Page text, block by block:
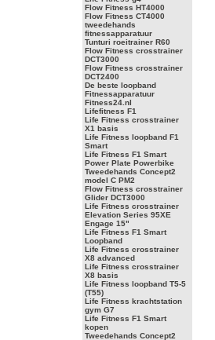
Flow Fitness HT4000
Flow Fitness CT4000
tweedehands
fitnessapparatuur
Tunturi roeitrainer R60
Flow Fitness crosstrainer
DCT3000
Flow Fitness crosstrainer
DCT2400
De beste loopband
Fitnessapparatuur
Fitness24.nl
Lifefitness F1
Life Fitness crosstrainer
X1 basis
Life Fitness loopband F1
Smart
Life Fitness F1 Smart
Power Plate Powerbike
Tweedehands Concept2
model C PM2
Flow Fitness crosstrainer
Glider DCT3000
Life Fitness crosstrainer
Elevation Series 95XE
Engage 15"
Life Fitness F1 Smart
Loopband
Life Fitness crosstrainer
X8 advanced
Life Fitness crosstrainer
X8 basis
Life Fitness loopband T5-5
(T55)
Life Fitness krachtstation
gym G7
Life Fitness F1 Smart
kopen
Tweedehands Concept2